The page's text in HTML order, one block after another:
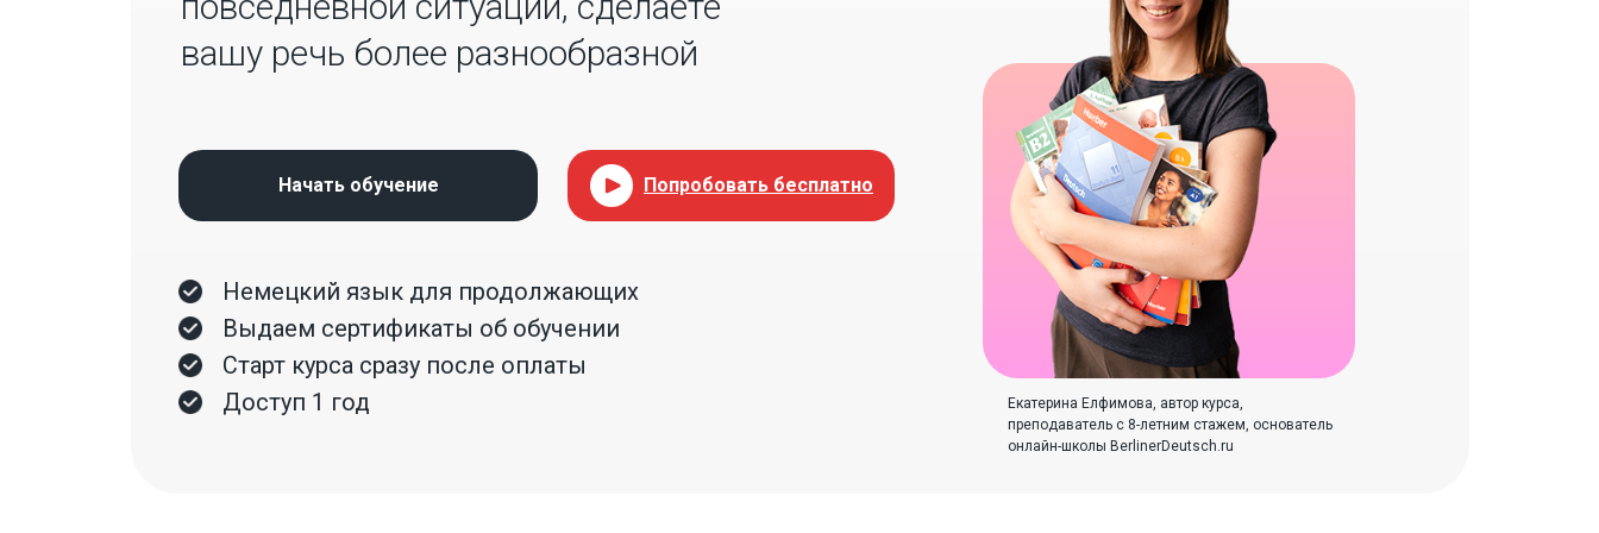
Немецкий язык для продолжающих
Выдаем сертификаты об обучении
Старт курса сразу после оплаты
Доступ 1 год
вашу речь более разнообразной
Екатерина Елфимова, автор курса,
преподаватель с 8-летним стажем, основатель
онлайн-школы BerlinerDeutsch.ru
Начать обучение Попробовать бесплатно